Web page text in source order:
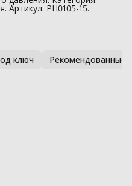
Артикул: PH0105-15.
ключ Рекомендованные